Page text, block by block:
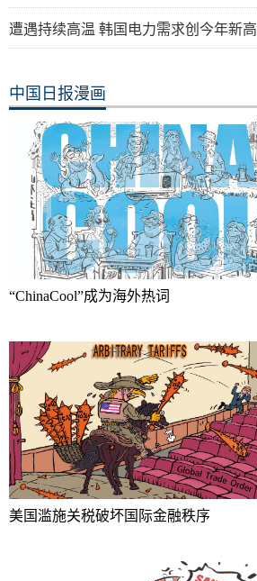
遭遇持续高温 韩国电力需求创今年新高
中国日报漫画
“ChinaCool”成为海外热词
美国滥施关税破坏国际金融秩序